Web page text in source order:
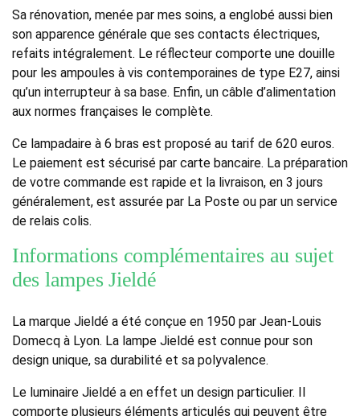
Sa rénovation, menée par mes soins, a englobé aussi bien
son apparence générale que ses contacts électriques,
refaits intégralement. Le réflecteur comporte une douille
pour les ampoules à vis contemporaines de type E27, ainsi
qu’un interrupteur à sa base. Enfin, un câble d’alimentation
aux normes françaises le complète.
Ce lampadaire à 6 bras est proposé au tarif de 620 euros.
Le paiement est sécurisé par carte bancaire. La préparation
de votre commande est rapide et la livraison, en 3 jours
généralement, est assurée par La Poste ou par un service
de relais colis.
Informations complémentaires au sujet
des lampes Jieldé
La marque Jieldé a été conçue en 1950 par Jean-Louis
Domecq à Lyon. La lampe Jieldé est connue pour son
design unique, sa durabilité et sa polyvalence.
Le luminaire Jieldé a en effet un design particulier. Il
comporte plusieurs éléments articulés qui peuvent être